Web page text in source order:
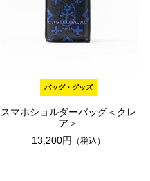
バッグ・グッズ
スマホショルダーバッグ＜クレ
ア＞
13,200円
（税込）